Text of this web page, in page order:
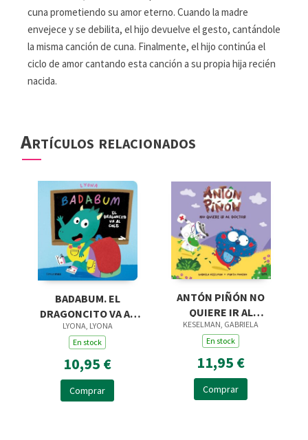
cuna prometiendo su amor eterno. Cuando la madre
envejece y se debilita, el hijo devuelve el gesto, cantándole
la misma canción de cuna. Finalmente, el hijo continúa el
ciclo de amor cantando esta canción a su propia hija recién
nacida.
Artículos relacionados
BADABUM. EL
DRAGONCITO VA AL
COLE
LYONA, LYONA
En stock
10,95 €
Comprar
ANTÓN PIÑÓN NO
QUIERE IR AL
DOCTOR
KESELMAN, GABRIELA
En stock
11,95 €
Comprar